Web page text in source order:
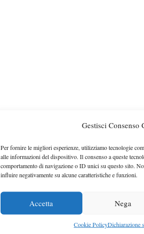
Gestisci Consenso
Per fornire le migliori esperienze, utilizziamo tecnologie
alle informazioni del dispositivo. Il consenso a queste
comportamento di navigazione o ID unici su questo sito.
influire negativamente su alcune caratteristiche e funzioni.
Accetta Nega
Cookie PolicyDichiarazione